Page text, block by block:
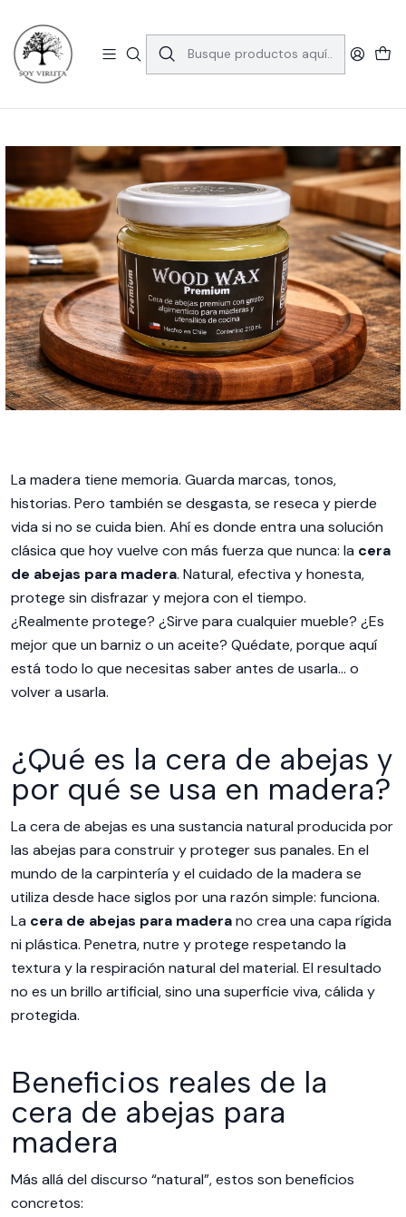
Consulta las comunas aquí
Inicio
Blog
Cera de abejas para madera: beneficios, usos y cómo aplicarla
La madera tiene memoria. Guarda marcas, tonos,
historias. Pero también se desgasta, se reseca y pierde
vida si no se cuida bien. Ahí es donde entra una solución
clásica que hoy vuelve con más fuerza que nunca: la cera
de abejas para madera. Natural, efectiva y honesta,
protege sin disfrazar y mejora con el tiempo.
¿Realmente protege? ¿Sirve para cualquier mueble? ¿Es
mejor que un barniz o un aceite? Quédate, porque aquí
está todo lo que necesitas saber antes de usarla… o
volver a usarla.
¿Qué es la cera de abejas y
por qué se usa en madera?
La cera de abejas es una sustancia natural producida por
las abejas para construir y proteger sus panales. En el
mundo de la carpintería y el cuidado de la madera se
utiliza desde hace siglos por una razón simple: funciona.
La cera de abejas para maderano crea una capa rígida
ni plástica. Penetra, nutre y protege respetando la
textura y la respiración natural del material. El resultado
no es un brillo artificial, sino una superficie viva, cálida y
protegida.
Beneficios reales de la
cera de abejas para
madera
Más allá del discurso “natural”, estos son beneficios
concretos: